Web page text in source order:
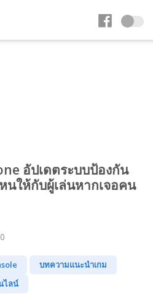
อัปเดตระบบป้องกัน
นให้กับผู้เล่นหากเจอคน
บทความแนะนำเกม
ไลน์